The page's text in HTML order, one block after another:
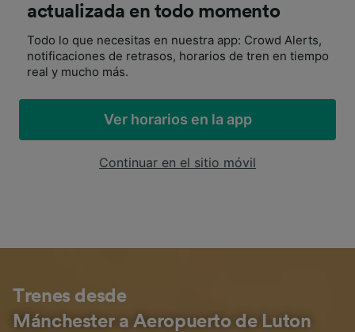
actualizada en todo momento
Todo lo que necesitas en nuestra app: Crowd Alerts,
notificaciones de retrasos, horarios de tren en tiempo
real y mucho más.
Ver horarios en la app
Continuar en el sitio móvil
Trenes desde
Mánchester a Aeropuerto de Luton